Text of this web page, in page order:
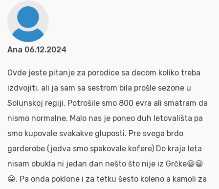
Ana 06.12.2024
Ovde jeste pitanje za porodice sa decom koliko treba
izdvojiti, ali ja sam sa sestrom bila prošle sezone u
Solunskoj regiji. Potrošile smo 800 evra ali smatram da
nismo normalne. Malo nas je poneo duh letovališta pa
smo kupovale svakakve gluposti. Pre svega brdo
garderobe (jedva smo spakovale kofere) Do kraja leta
nisam obukla ni jedan dan nešto što nije iz Grčke😀😀
😀. Pa onda poklone i za tetku šesto koleno a kamoli za